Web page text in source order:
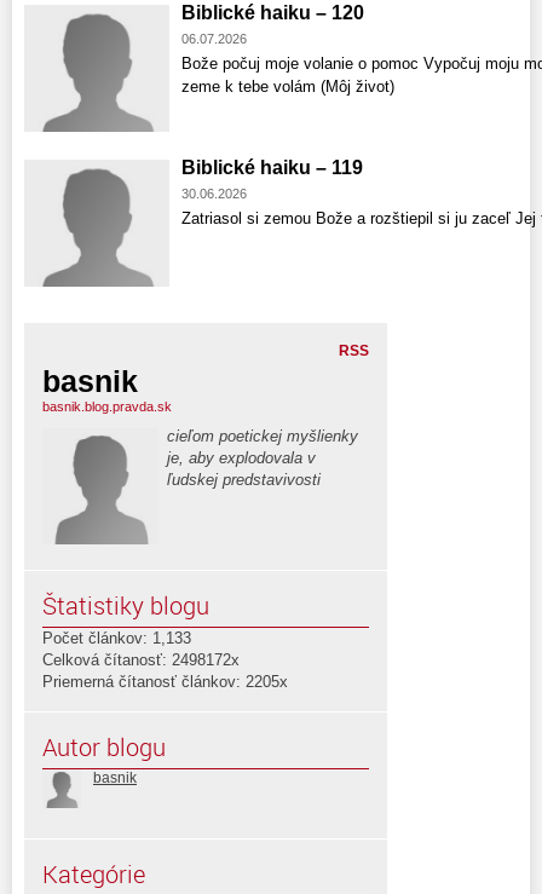
Biblické haiku – 120
06.07.2026
Bože počuj moje volanie o pomoc Vypočuj moju
zeme k tebe volám (Môj život)
Biblické haiku – 119
30.06.2026
Zatriasol si zemou Bože a rozštiepil si ju zaceľ
RSS
basnik
basnik.blog.pravda.sk
cieľom poetickej myšlienky
je, aby explodovala v
ľudskej predstavivosti
Štatistiky blogu
Počet článkov: 1,133
Celková čítanosť: 2498172x
Priemerná čítanosť článkov: 2205x
Autor blogu
basnik
Kategórie